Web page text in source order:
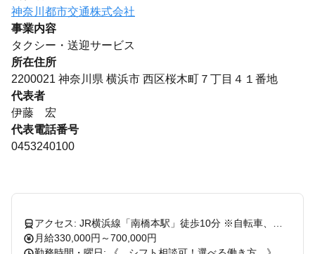
神奈川都市交通株式会社
事業内容
タクシー・送迎サービス
所在住所
2200021 神奈川県 横浜市 西区桜木町７丁目４１番地
代表者
伊藤 宏
代表電話番号
0453240100
月給330,000円～700,000円